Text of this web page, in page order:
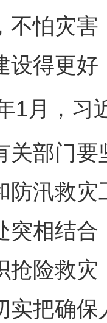
不怕灾
设得更好
，习近
部门要
防汛救
突相结
抢险救
实把确